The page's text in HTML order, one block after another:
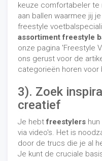
keuze comfortabeler te
aan ballen waarmee jij
freestyle
assortiment freestyle
onze pagina 'Freestyle
ons gerust voor de
categorieën horen voor
3). Zoek
creatief
Je hebtfreestylers
via video's. Het is
door de trucs die je al
Je kunt de cruciale